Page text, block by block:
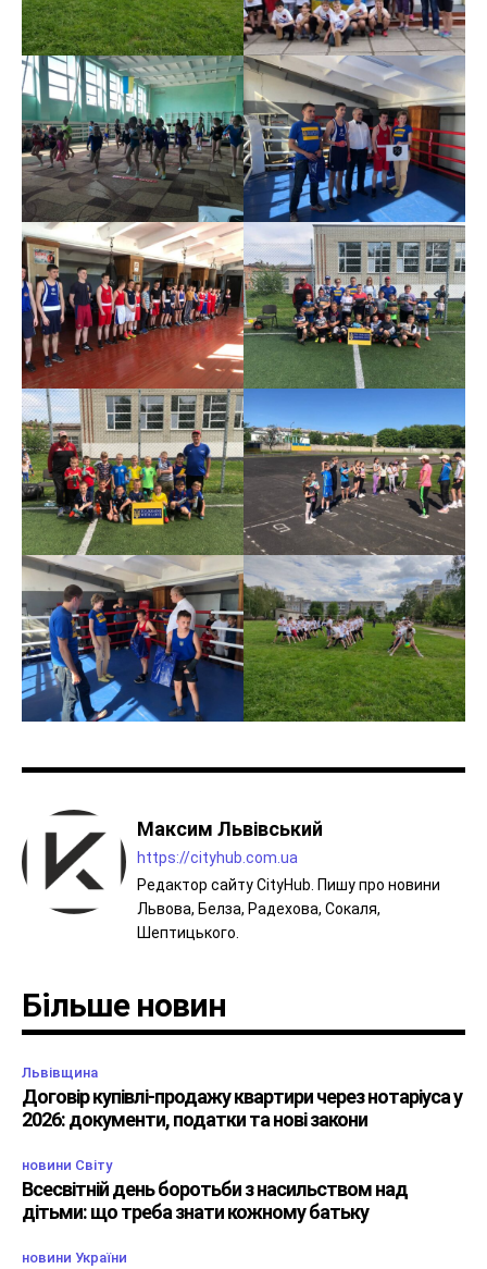
Максим Львівський
https://cityhub.com.ua
Редактор сайту CityHub. Пишу про новини
Львова, Белза, Радехова, Сокаля,
Шептицького.
Більше новин
Львівщина
Договір купівлі-продажу квартири через нотаріуса у
2026: документи, податки та нові закони
новини Світу
Всесвітній день боротьби з насильством над
дітьми: що треба знати кожному батьку
новини України